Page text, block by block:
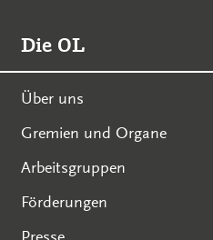
Die OL
Über uns
Gremien und Organe
Arbeitsgruppen
Förderungen